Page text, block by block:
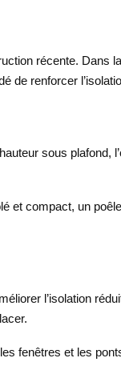
récente. Dans
de renforcer
sous plafond,
et compact, un
l’isolation
fenêtres et les